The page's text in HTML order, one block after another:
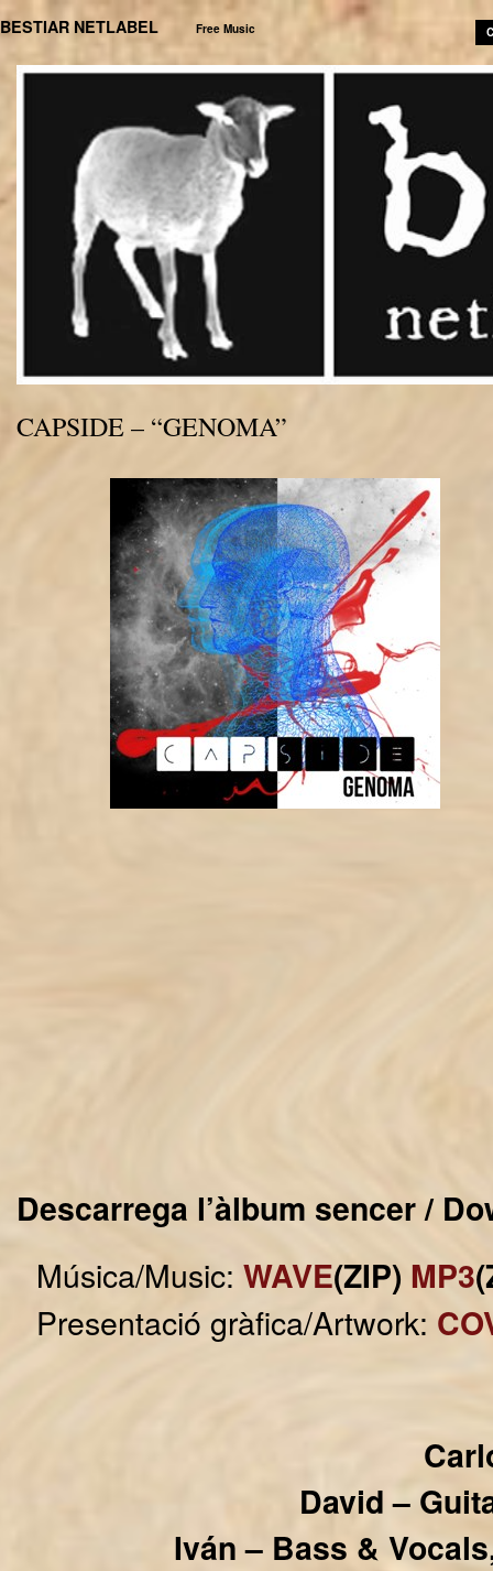
BESTIAR NETLABEL Free Music
CAPSIDE – “GENOMA”
Descarrega l’àlbum sencer /
Música/Music: WAVE(ZIP) MP3
Presentació gràfica/Artwork:
David –
Iván – Bass &